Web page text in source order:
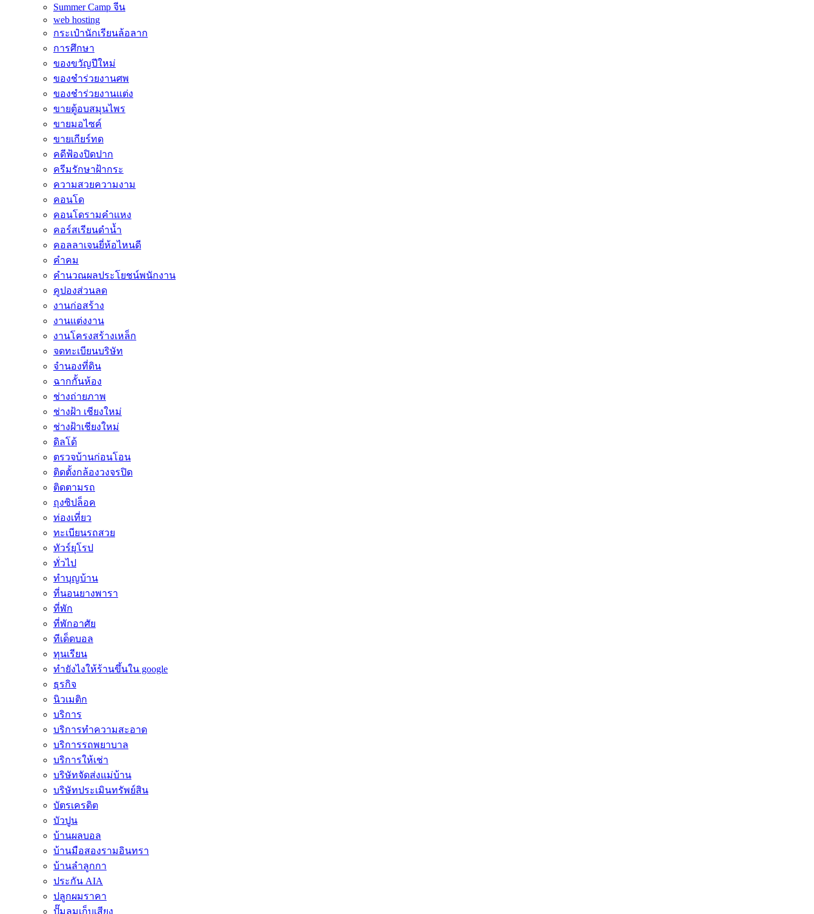
Summer Camp จีน
web hosting
กระเป๋านักเรียนล้อลาก
การศึกษา
ของขวัญปีใหม่
ของชำร่วยงานศพ
ของชำร่วยงานแต่ง
ขายตู้อบสมุนไพร
ขายมอไซค์
ขายเกียร์ทด
คดีฟ้องปิดปาก
ครีมรักษาฝ้ากระ
ความสวยความงาม
คอนโด
คอนโดรามคำแหง
คอร์สเรียนดำน้ำ
คอลลาเจนยี่ห้อไหนดี
คำคม
คำนวณผลประโยชน์พนักงาน
คูปองส่วนลด
งานก่อสร้าง
งานแต่งงาน
งานโครงสร้างเหล็ก
จดทะเบียนบริษัท
จำนองที่ดิน
ฉากกั้นห้อง
ช่างถ่ายภาพ
ช่างฝ้า เชียงใหม่
ช่างฝ้าเชียงใหม่
ดิลโด้
ตรวจบ้านก่อนโอน
ติดตั้งกล้องวงจรปิด
ติดตามรถ
ถุงซิปล็อค
ท่องเที่ยว
ทะเบียนรถสวย
ทัวร์ยุโรป
ทั่วไป
ทำบุญบ้าน
ที่นอนยางพารา
ที่พัก
ที่พักอาศัย
ทีเด็ดบอล
ทุนเรียน
ทํายังไงให้ร้านขึ้นใน google
ธุรกิจ
นิวเมติก
บริการ
บริการทำความสะอาด
บริการรถพยาบาล
บริการให้เช่า
บริษัทจัดส่งแม่บ้าน
บริษัทประเมินทรัพย์สิน
บัตรเครดิต
บัวปูน
บ้านผลบอล
บ้านมือสองรามอินทรา
บ้านลำลูกกา
ประกัน AIA
ปลูกผมราคา
ปั๊มลมเก็บเสียง